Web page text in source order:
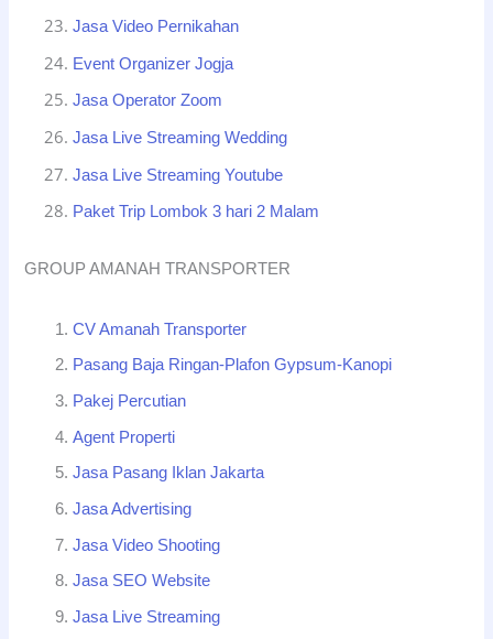
Jasa Video Pernikahan
Event Organizer Jogja
Jasa Operator Zoom
Jasa Live Streaming Wedding
Jasa Live Streaming Youtube
Paket Trip Lombok 3 hari 2 Malam
GROUP AMANAH TRANSPORTER
CV Amanah Transporter
Pasang Baja Ringan-Plafon Gypsum-Kanopi
Pakej Percutian
Agent Properti
Jasa Pasang Iklan Jakarta
Jasa Advertising
Jasa Video Shooting
Jasa SEO Website
Jasa Live Streaming